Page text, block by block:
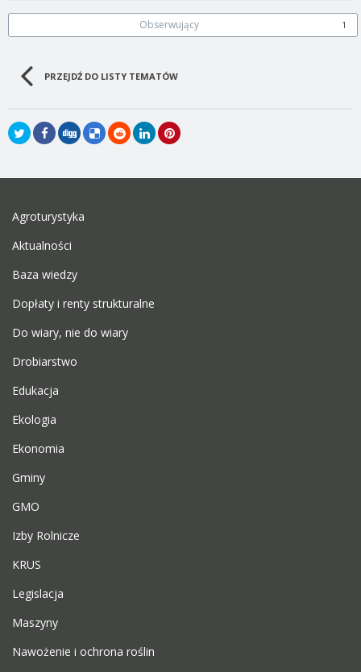
Obserwujący 1
PRZEJDŹ DO LISTY TEMATÓW
Agroturystyka
Aktualności
Baza wiedzy
Dopłaty i renty strukturalne
Do wiary, nie do wiary
Drobiarstwo
Edukacja
Ekologia
Ekonomia
Gminy
GMO
Izby Rolnicze
KRUS
Legislacja
Maszyny
Nawożenie i ochrona roślin